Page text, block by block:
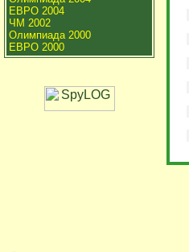
ЕВРО 2004
ЧМ 2002
Олимпиада 2000
ЕВРО 2000